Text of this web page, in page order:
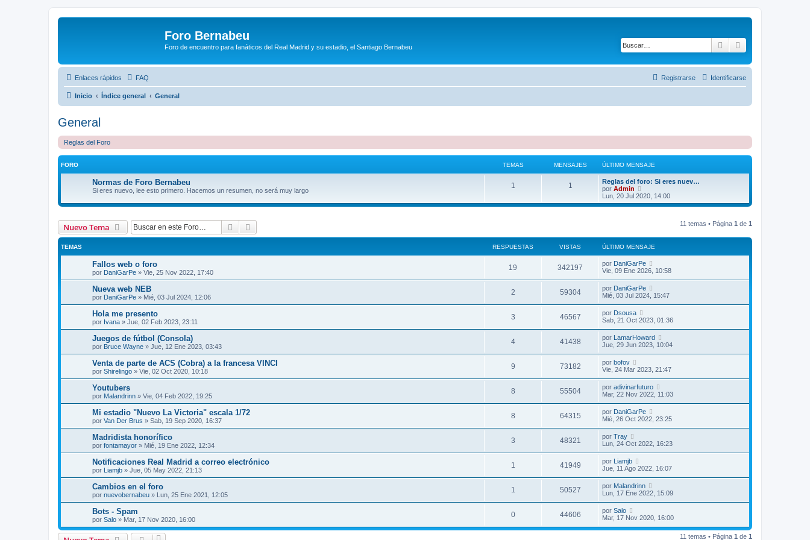
Foro Bernabeu
Foro de encuentro para fanáticos del Real Madrid y su estadio, el Santiago Bernabeu Buscar
Enlaces rápidos FAQ Identificarse
Registrarse
Inicio Índice general General
General
Reglas del Foro
FORO TEMAS MENSAJES ÚLTIMO MENSAJE
Normas de Foro Bernabeu
Si eres nuevo, lee esto primero. Hacemos un resumen, no será muy largo
1 1
Reglas del foro: Si eres nuev…
por Admin
e
r
m
o
n
s
a
j
e
Lun, 20 Jul 2020, 14:00
Nuevo Tema Buscar 11 temas • Página 1 de 1
TEMAS RESPUESTAS VISTAS ÚLTIMO MENSAJE
Fallos web o foro
por DaniGarPe » Vie, 25 Nov 2022, 17:40
19 342197 por DaniGarPe
Vie, 09 Ene 2026, 10:58
Nueva web NEB
por DaniGarPe » Mié, 03 Jul 2024, 12:06
2 59304 por DaniGarPe
Mié, 03 Jul 2024, 15:47
Hola me presento
por Ivana » Jue, 02 Feb 2023, 23:11
3 46567 por Dsousa
Sab, 21 Oct 2023, 01:36
Juegos de fútbol (Consola)
por Bruce Wayne » Jue, 12 Ene 2023, 03:43
4 41438 por LamarHoward
Jue, 29 Jun 2023, 10:04
Venta de parte de ACS (Cobra) a la francesa VINCI
por Shirelingo » Vie, 02 Oct 2020, 10:18
9 73182 por bofov
Vie, 24 Mar 2023, 21:47
Youtubers
por Malandrinn » Vie, 04 Feb 2022, 19:25
8 55504 por adivinarfuturo
Mar, 22 Nov 2022, 11:03
Mi estadio "Nuevo La Victoria" escala 1/72
por Van Der Brus » Sab, 19 Sep 2020, 16:37
8 64315 por DaniGarPe
Mié, 26 Oct 2022, 23:25
Madridista honorífico
por fontamayor » Mié, 19 Ene 2022, 12:34
3 48321 por Tray
Lun, 24 Oct 2022, 16:23
Notificaciones Real Madrid a correo electrónico
por Liamjb » Jue, 05 May 2022, 21:13
1 41949 por Liamjb
Jue, 11 Ago 2022, 16:07
Cambios en el foro
por nuevobernabeu » Lun, 25 Ene 2021, 12:05
1 50527 por Malandrinn
Lun, 17 Ene 2022, 15:09
Bots - Spam
por Salo » Mar, 17 Nov 2020, 16:00
0 44606 por Salo
Mar, 17 Nov 2020, 16:00
11 temas • Página 1 de 1